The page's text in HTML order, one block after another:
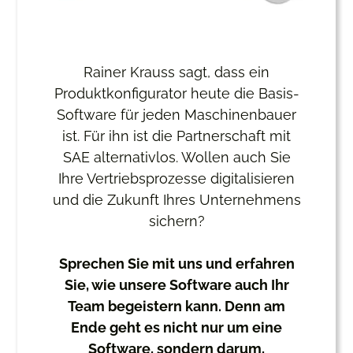
Rainer Krauss sagt, dass ein
Produktkonfigurator heute die Basis-
Software für jeden Maschinenbauer
ist. Für ihn ist die Partnerschaft mit
SAE alternativlos. Wollen auch Sie
Ihre Vertriebsprozesse digitalisieren
und die Zukunft Ihres Unternehmens
sichern?
Sprechen Sie mit uns und erfahren
Sie, wie unsere Software auch Ihr
Team begeistern kann. Denn am
Ende geht es nicht nur um eine
Software, sondern darum,